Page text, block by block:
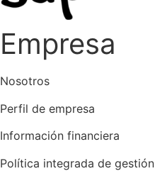
Empresa
Nosotros
Perfil de empresa
Información financiera
Política integrada de gestión